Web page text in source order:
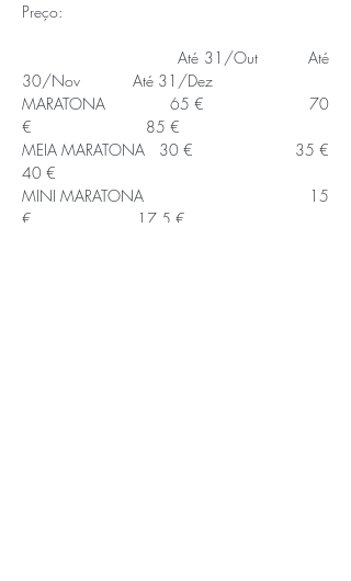
Preço:
                               Até 31/Out          Até
30/Nov            Até 31/Dez
MARATONA              65 €                       70
€                          85 €
MEIA MARATONA   30 €                      35 €
40 €
MINI MARATONA                                    15
€                        17,5 €